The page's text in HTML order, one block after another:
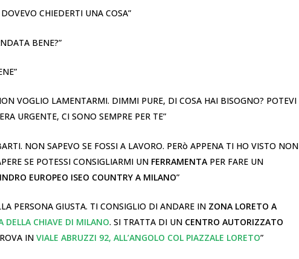
CHIEDERTI UNA COSA”
BENE?”
VOGLIO LAMENTARMI. DIMMI PURE, DI COSA HAI BISOGNO? POTEVI
URGENTE, CI SONO SEMPRE PER TE”
NON SAPEVO SE FOSSI A LAVORO. PERò APPENA TI HO VISTO NON
SE POTESSI CONSIGLIARMI UN FERRAMENTA PER FARE UN
EUROPEO ISEO COUNTRY A MILANO”
PERSONA GIUSTA. TI CONSIGLIO DI ANDARE IN ZONA LORETO A
DELLA CHIAVE DI MILANO. SI TRATTA DI UN CENTRO AUTORIZZATO
IN VIALE ABRUZZI 92, ALL’ANGOLO COL PIAZZALE LORETO”